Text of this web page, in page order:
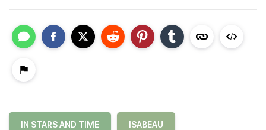
IN STARS AND TIME ISABEAU